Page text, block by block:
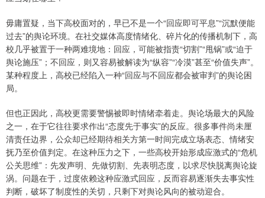
毋庸置疑，当下高校面对的，早已不是一个“回应即可平息”“沉默便能
过去”的舆论环境。在社交媒体高度情绪化、碎片化的传播机制下，高
校几乎被置于一种两难境地：回应，可能被指责“切割”“甩锅”或“迫于
舆论施压”；不回应，则又容易被解读为“纵容”“冷漠”甚至“价值失声”。
某种程度上，高校已经陷入一种“回应与不回应都会被审判”的舆论困
局。
但也正因此，高校更需要警惕被即时情绪牵着走。舆论场最大的风险
之一，在于它往往要求作出“态度先于事实”的反应。很多事件尚未厘
清责任边界，公众却已经期待相关方第一时间完成立场表态、情绪安
抚乃至价值判定。在这种压力之下，一些高校开始形成应激式的“危机
公关思维”：先发声明、先做切割、先表明态度，以求尽快脱离舆论旋
涡。问题在于，过度依赖这种应激式回应，反而容易逐渐失去事实性
判断，破坏了制度性的关切，只剩下对舆论风向的被动迎合。